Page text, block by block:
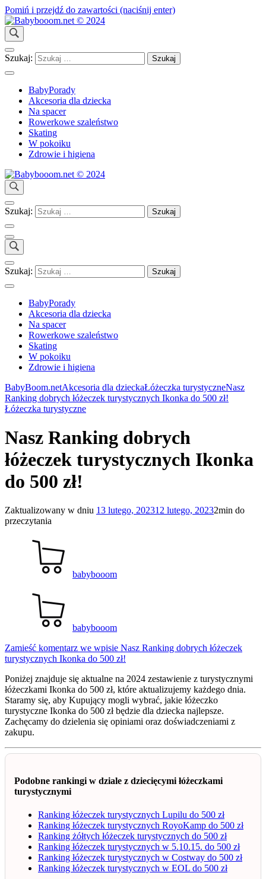
Pomiń i przejdź do zawartości (naciśnij enter)
Babybooom.net © 2024
Wspólnie dbajmy o dobro Dziecka!
Szukaj:
BabyPorady
Akcesoria dla dziecka
Na spacer
Rowerkowe szaleństwo
Skating
W pokoiku
Zdrowie i higiena
Babybooom.net © 2024
Wspólnie dbajmy o dobro Dziecka!
Szukaj:
Szukaj:
BabyPorady
Akcesoria dla dziecka
Na spacer
Rowerkowe szaleństwo
Skating
W pokoiku
Zdrowie i higiena
BabyBoom.netAkcesoria dla dzieckaŁóżeczka turystyczneNasz
Ranking dobrych łóżeczek turystycznych Ikonka do 500 zł!
Łóżeczka turystyczne
Nasz Ranking dobrych
łóżeczek turystycznych Ikonka
do 500 zł!
Zaktualizowany w dniu 13 lutego, 202312 lutego, 20232min do
przeczytania
babybooom
babybooom
Zamieść komentarz we wpisie Nasz Ranking dobrych łóżeczek
turystycznych Ikonka do 500 zł!
Poniżej znajduje się aktualne na 2024 zestawienie z turystycznymi
łóżeczkami Ikonka do 500 zł, które aktualizujemy każdego dnia.
Staramy się, aby Kupujący mogli wybrać, jakie łóżeczko
turystyczne Ikonka do 500 zł będzie dla dziecka najlepsze.
Zachęcamy do dzielenia się opiniami oraz doświadczeniami z
zakupu.
Podobne rankingi w dziale z dziecięcymi łóżeczkami
turystycznymi
Ranking łóżeczek turystycznych Lupilu do 500 zł
Ranking łóżeczek turystycznych RoyoKamp do 500 zł
Ranking żółtych łóżeczek turystycznych do 500 zł
Ranking łóżeczek turystycznych w 5.10.15. do 500 zł
Ranking łóżeczek turystycznych w Costway do 500 zł
Ranking łóżeczek turystycznych w EOL do 500 zł